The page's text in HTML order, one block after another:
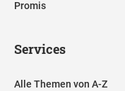
Promis
Services
Alle Themen von A-Z